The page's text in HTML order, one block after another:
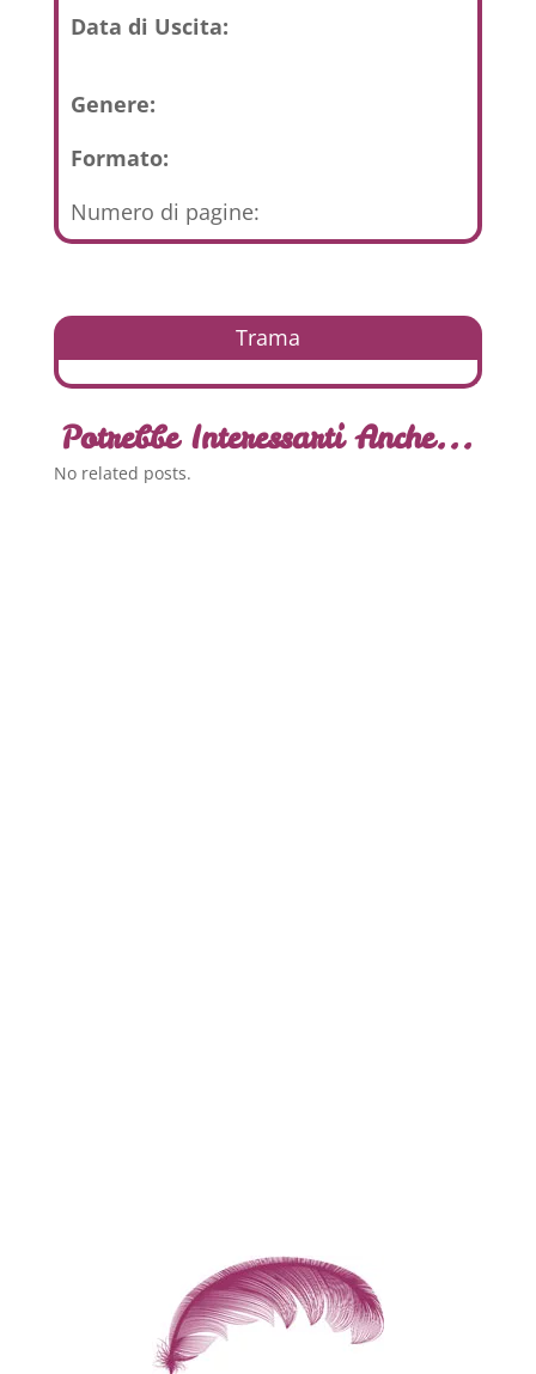
Data di Uscita:
Genere:
Formato:
Numero di pagine:
Trama
Potrebbe Interessarti Anche...
No related posts.